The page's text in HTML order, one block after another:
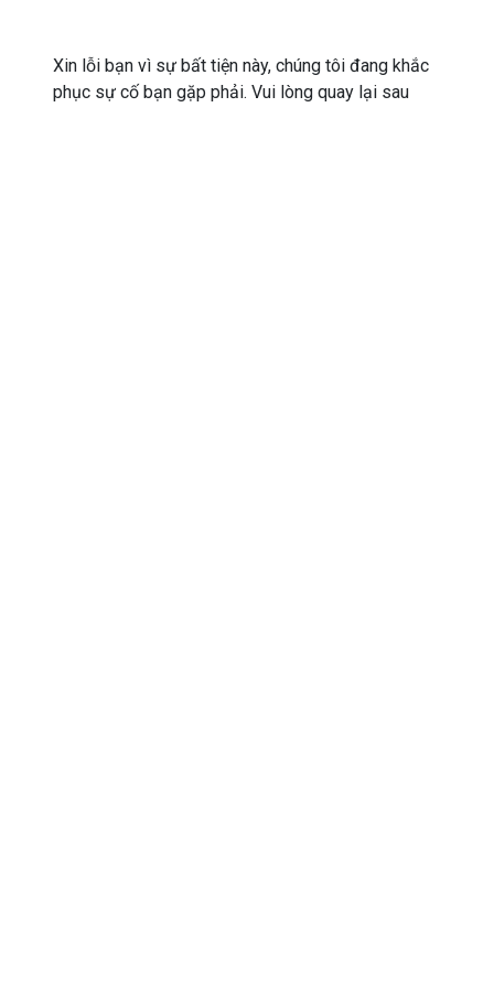
Xin lỗi bạn vì sự bất tiện này, chúng tôi đang khắc
phục sự cố bạn gặp phải. Vui lòng quay lại sau